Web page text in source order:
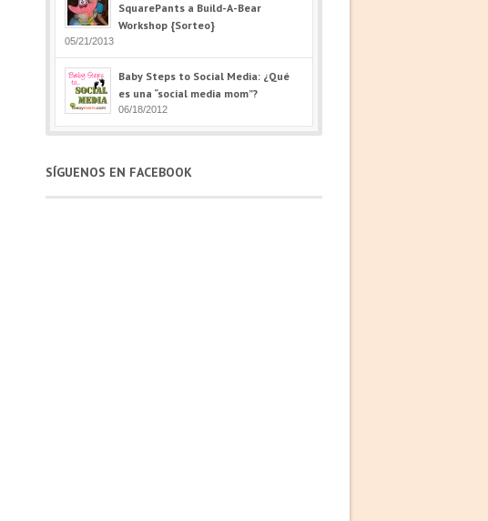
SquarePants a Build-A-Bear
Workshop {Sorteo}
05/21/2013
Baby Steps to Social Media: ¿Qué
es una “social media mom”?
06/18/2012
SÍGUENOS EN FACEBOOK